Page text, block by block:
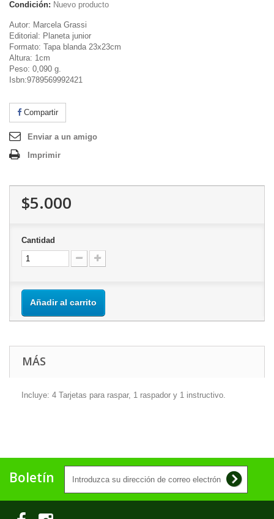
Condición: Nuevo producto
Autor: Marcela Grassi
Editorial: Planeta junior
Formato: Tapa blanda 23x23cm
Altura: 1cm
Peso: 0,090 g.
Isbn:9789569992421
Compartir
Enviar a un amigo
Imprimir
$5.000
Cantidad
Añadir al carrito
MÁS
Incluye: 4 Tarjetas para raspar, 1 raspador y 1 instructivo.
Boletín